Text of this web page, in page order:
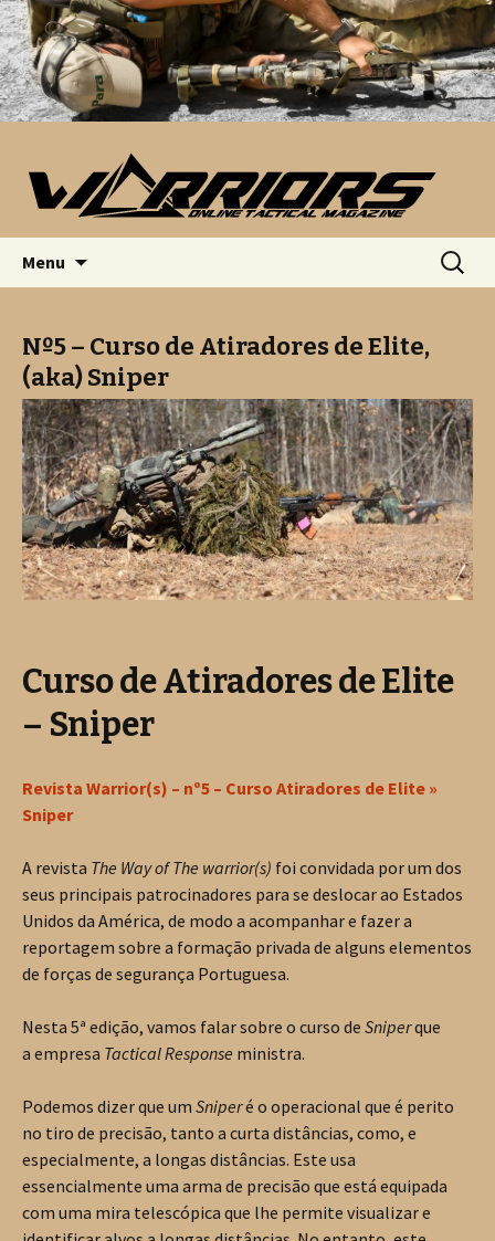
Menu
por:
Nº5 – Curso de Atiradores de Elite,
(aka) Sniper
Curso de Atiradores de Elite
– Sniper
Revista Warrior(s) – nº5 – Curso Atiradores de Elite »
Sniper
A revista The Way of The warrior(s) foi convidada por um dos
seus principais patrocinadores para se deslocar ao Estados
Unidos da América, de modo a acompanhar e fazer a
reportagem sobre a formação privada de alguns elementos
de forças de segurança Portuguesa.
Nesta 5ª edição, vamos falar sobre o curso de Sniperque
a empresa Tactical Response ministra.
Podemos dizer que um Sniperé o operacional que é perito
no tiro de precisão, tanto a curta distâncias, como, e
especialmente, a longas distâncias. Este usa
essencialmente uma arma de precisão que está equipada
com uma mira telescópica que lhe permite visualizar e